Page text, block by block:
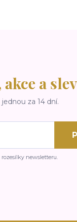
a
za 14 dní.
newsletteru.